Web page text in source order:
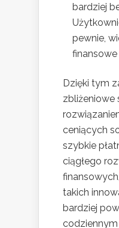
bardziej
pewnie,
finansowe
Dzięki tym
zbliżeniowe
ceniących
szybkie
ciągłego
takich
bardziej
codziennym